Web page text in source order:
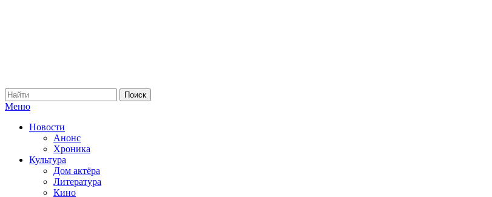
Меню
Новости
Анонс
Хроника
Культура
Дом актёра
Литература
Кино